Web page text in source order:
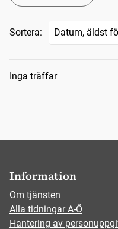
Sortera:
Inga träffar
Information
Om tjänsten
Alla tidningar A-Ö
Hantering av